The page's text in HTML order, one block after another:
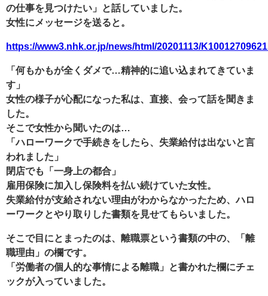
の仕事を見つけたい」と話していました。
女性にメッセージを送ると。
https://www3.nhk.or.jp/news/html/20201113/
「何もかもが全くダメで…精神的に追い込まれてきていま
す」
女性の様子が心配になった私は、直接、会って話を聞きま
した。
そこで女性から聞いたのは…
「ハローワークで手続きをしたら、失業給付は出ないと言
われました」
閉店でも「一身上の都合」
雇用保険に加入し保険料を払い続けていた女性。
失業給付が支給されない理由がわからなかったため、ハロ
ーワークとやり取りした書類を見せてもらいました。
そこで目にとまったのは、離職票という書類の中の、「離
職理由」の欄です。
「労働者の個人的な事情による離職」と書かれた欄にチェ
ックが入っていました。